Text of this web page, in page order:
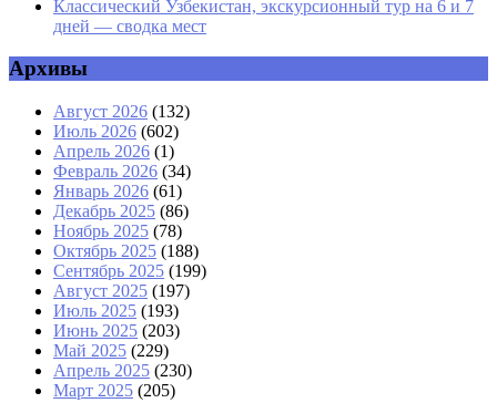
Классический Узбекистан, экскурсионный тур на 6 и 7
дней — сводка мест
Архивы
Август 2026 (132)
Июль 2026 (602)
Апрель 2026 (1)
Февраль 2026 (34)
Январь 2026 (61)
Декабрь 2025 (86)
Ноябрь 2025 (78)
Октябрь 2025 (188)
Сентябрь 2025 (199)
Август 2025 (197)
Июль 2025 (193)
Июнь 2025 (203)
Май 2025 (229)
Апрель 2025 (230)
Март 2025 (205)